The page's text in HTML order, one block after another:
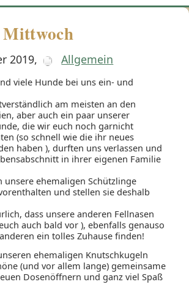
2019, Allgemein
viele Hunde bei uns ein- und
am meisten an den
aber auch ein paar unserer
die wir euch noch garnicht
(so schnell wie die ihr neues
haben ), durften uns verlassen und
in ihrer eigenen Familie
unsere ehemaligen Schützlinge
und stellen sie deshalb
dass unsere anderen Fellnasen
auch bald vor ), ebenfalls genauso
ein tolles Zuhause finden!
ehemaligen Knutschkugeln
(und vor allem lange) gemeinsame
Dosenöffnern und ganz viel Spaß